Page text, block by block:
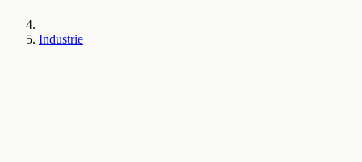
Industrie